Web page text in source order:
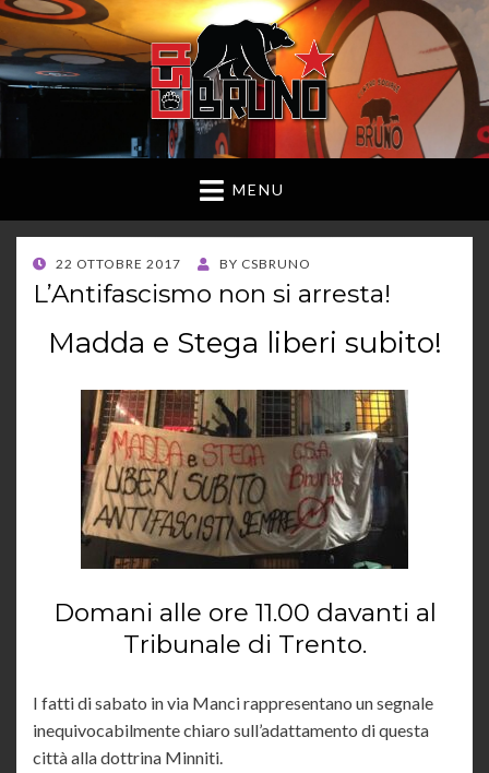
MENU
POSTED
ON
22 OTTOBRE 2017 BY CSBRUNO
L’Antifascismo non si arresta!
Madda e Stega liberi subito!
Domani alle ore 11.00 davanti al
Tribunale di Trento.
I fatti di sabato in via Manci rappresentano un segnale
inequivocabilmente chiaro sull’adattamento di questa
città alla dottrina Minniti.